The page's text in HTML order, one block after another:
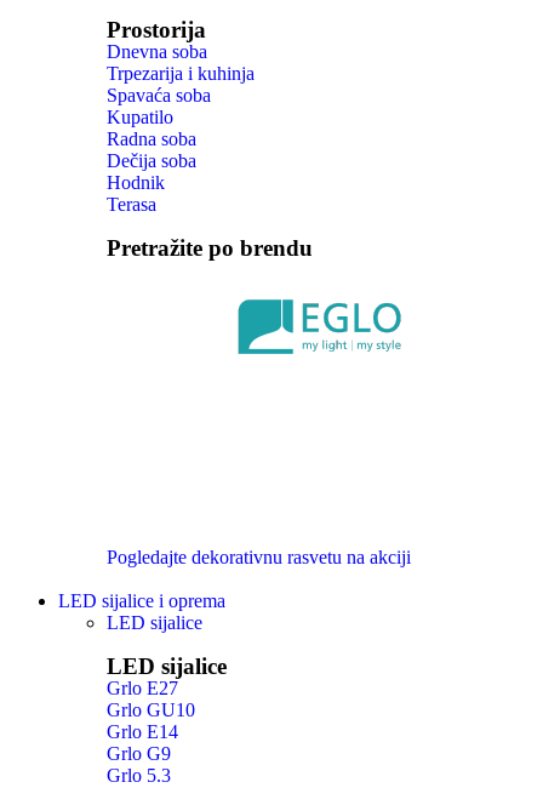
Prostorija
Dnevna soba
Trpezarija i kuhinja
Spavaća soba
Kupatilo
Radna soba
Dečija soba
Hodnik
Terasa
Pretražite po brendu
Pogledajte dekorativnu rasvetu na akciji
LED sijalice i oprema
LED sijalice
LED sijalice
Grlo E27
Grlo GU10
Grlo E14
Grlo G9
Grlo 5.3